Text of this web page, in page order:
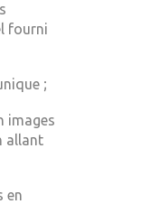
fourni
;
images
allant
en